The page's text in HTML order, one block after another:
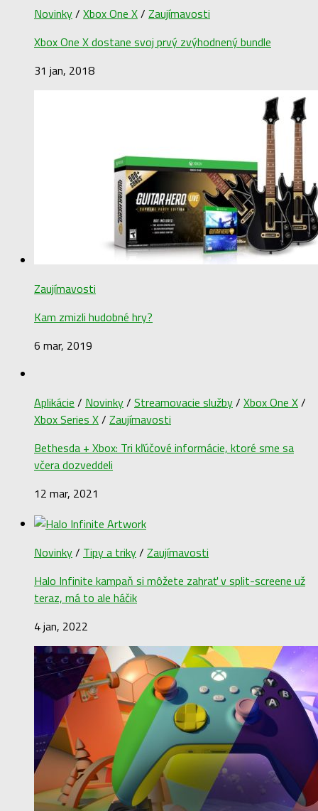
Novinky/ Xbox One X/ Zaujímavosti
Xbox One X dostane svoj prvý zvýhodnený bundle
31 jan, 2018
Zaujímavosti
Kam zmizli hudobné hry?
6 mar, 2019
Aplikácie / Novinky/ Streamovacie služby/ Xbox One X/
Xbox Series X/ Zaujímavosti
Bethesda + Xbox: Tri kľúčové informácie, ktoré sme sa
včera dozveddeli
12 mar, 2021
Novinky/ Tipy a triky/ Zaujímavosti
Halo Infinite kampaň si môžete zahrať v split-screene už
teraz, má to ale háčik
4 jan, 2022